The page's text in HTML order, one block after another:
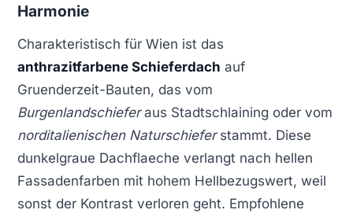
Harmonie
Charakteristisch für Wien ist das
anthrazitfarbene Schieferdach auf
Gruenderzeit-Bauten, das vom
Burgenlandschieferaus Stadtschlaining oder vom
norditalienischen Naturschieferstammt. Diese
dunkelgraue Dachflaeche verlangt nach hellen
Fassadenfarben mit hohem Hellbezugswert, weil
sonst der Kontrast verloren geht. Empfohlene